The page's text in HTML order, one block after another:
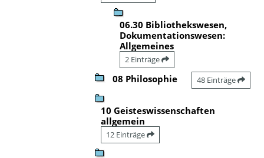
06.30 Bibliothekswesen,
Dokumentationswesen:
Allgemeines
2 Einträge
08 Philosophie 48 Einträge
10 Geisteswissenschaften
allgemein
12 Einträge